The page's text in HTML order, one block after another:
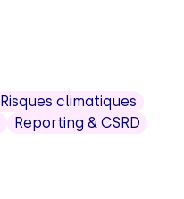
Risques climatiques
Reporting & CSRD